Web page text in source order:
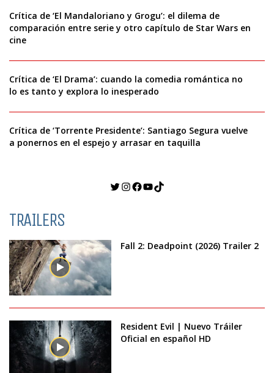
Crítica de ‘El Mandaloriano y Grogu’: el dilema de
comparación entre serie y otro capítulo de Star Wars en
cine
Crítica de ‘El Drama’: cuando la comedia romántica no
lo es tanto y explora lo inesperado
Crítica de ‘Torrente Presidente’: Santiago Segura vuelve
a ponernos en el espejo y arrasar en taquilla
Twitter
Instagram
Facebook
YouTube
TikTok
TRAILERS
Fall 2: Deadpoint (2026) Trailer 2
Resident Evil | Nuevo Tráiler
Oficial en español HD